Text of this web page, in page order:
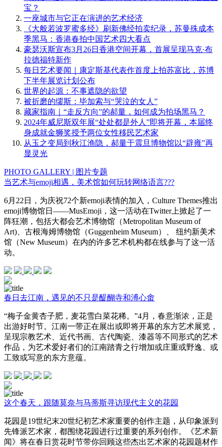
宝？
一座城市与它正在演进的艺术经济
《大般若波罗蜜多经》刷新佛经拍卖纪录，苏曼殊成本
季黑马：香港春拍中国艺术四大看点
豪瑟沃斯宣布3月26日香港空间开幕，首展呈现马克·布
拉德福特新作
每日艺术要闻｜康定斯基代表作首度上拍苏富比，苏博
下半年展览计划公布
世界的起源：不事遮隐的欲望
被折磨的缪斯：毕加索与“哭泣的女人”
藏家指南｜“走反方向”的郝量，如何成为拍场黑马？
2024年威尼斯双年展“处处都是外人”即将开幕，本届终
身成就金狮奖授予两位女性移民艺术家
从玉之变局到秋江渔隐，郝量于震旦博物馆以“辟雍”再
显灵光
PHOTO GALLERY | 图片专题
当艺术与emoji相遇，美术馆如何玩转网络语言???
6月22日，为庆祝72个新emoji表情的加入，Culture Themes推出
emoji博物馆日——MusEmoji，这一活动在Twitter上掀起了一
阵狂潮，包括大都会艺术博物馆（Metropolitan Museum of
Art)、古根海姆博物馆（Guggenheim Museum）、 纽约新美术
馆（New Museum）在内的许多艺术机构都在线参与了这一活
动。
春日去江南，遇见的不只是醍醐寺和溥心畬
“梅子金黄杏子肥，麦花雪白菜花稀。”4月，春意渐浓，正是
出游好时节。江南一带正在展出或即将开幕的东方艺术展览，
呈现宗教艺术、近代书画、古代陶瓷、漆器等不同形式的艺术
作品，为艺术爱好者们的江南踏青之行增加或庄重或野逸、或
工致或写意的东方意蕴。
这个春天，跟随莫奈与马蒂斯寻访现代主义的花园
花园是19世纪末20世纪初艺术家重要的创作主题，从印象派到
先锋派艺术家，都围绕花园进行过重要的系列创作。《艺术新
闻》将在春日赏花时节带你回顾这些杰出艺术家的花园题材作